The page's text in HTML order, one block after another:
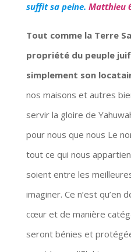
suffit sa peine. Matthieu
Tout comme la Terre
propriété du peuple
simplement son
nos maisons et autres
servir la gloire de
pour nous que nous Le
tout ce qui nous
soient entre les
imaginer. Ce n’est qu’en
cœur et de manière
seront bénies et